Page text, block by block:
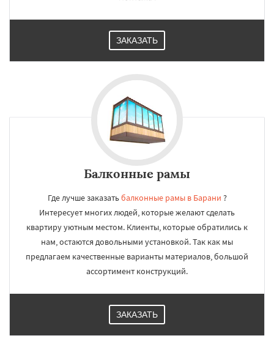
ЗАКАЗАТЬ
Балконные рамы
Где лучше заказатьбалконные рамы в Барани ?
Интересует многих людей, которые желают сделать
квартиру уютным местом. Клиенты, которые обратились к
нам, остаются довольными установкой. Так как мы
предлагаем качественные варианты материалов, большой
ассортимент конструкций.
ЗАКАЗАТЬ